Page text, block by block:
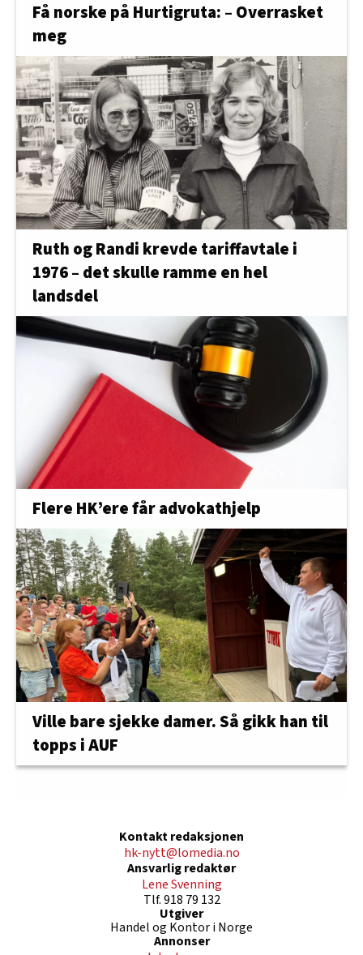
Få norske på Hurtigruta: – Overrasket
meg
Ruth og Randi krevde tariffavtale i
1976 – det skulle ramme en hel
landsdel
Flere HK’ere får advokathjelp
Ville bare sjekke damer. Så gikk han til
topps i AUF
Kontakt redaksjonen
hk-nytt@lomedia.no
Ansvarlig redaktør
Lene Svenning
Tlf. 918 79 132
Utgiver
Handel og Kontor i Norge
Annonser